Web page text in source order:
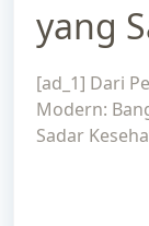
yang
[ad_1] Dari
Modern:
Sadar